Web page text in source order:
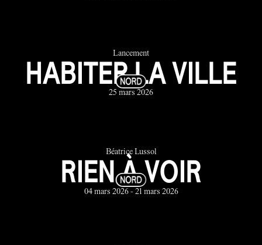
Lancement
HABITER LA VILLE
25 mars 2026
Béatrice Lussol
RIEN À VOIR
04 mars 2026 - 21 mars 2026